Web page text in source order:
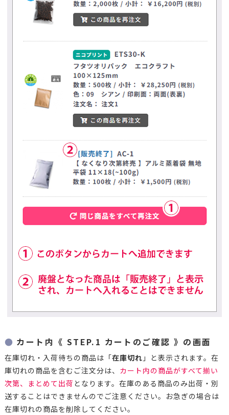
カート内《 STEP.1 カートのご確認 》の画面
在庫切れ・入荷待ちの商品は「在庫切れ 」と表示されます。在
庫切れの商品を含むご注文分は、 カート内の商品がすべて揃い
次第、まとめて出荷となります。在庫のある商品のみ出荷・別
送することはできませんのでご注意ください。お急ぎの場合は
在庫切れの商品を削除してください。